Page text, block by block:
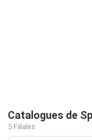
Catalogues de
5 Filiales